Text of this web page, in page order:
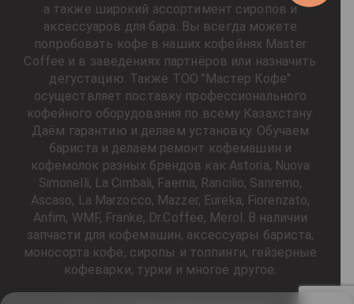
а также широкий ассортимент сиропов и
аксессуаров для бара. Вы всегда можете
попробовать кофе в наших кофейнях Master
Coffee и в заведениях партнёров или назначить
дегустацию. Также ТОО "Мастер Кофе"
осуществляет поставку профессионального
кофейного оборудования по всему Казахстану.
Даём гарантию и делаем установку. Обучаем
бариста и делаем ремонт кофемашин и
кофемолок разных брендов как Astoria, Nuova
Simonelli, La Cimbali, Faema, Rancilio, Sanremo,
Ascaso, La Marzocco, Mazzer, Eureka, Fiorenzato,
Anfim, WMF, Franke, Dr.Coffee, Merol. В наличии
запчасти для кофемашин, аксессуары бариста,
моносорта кофе, сиропы и топпинги, гейзерные
кофеварки, турки и многое другое.